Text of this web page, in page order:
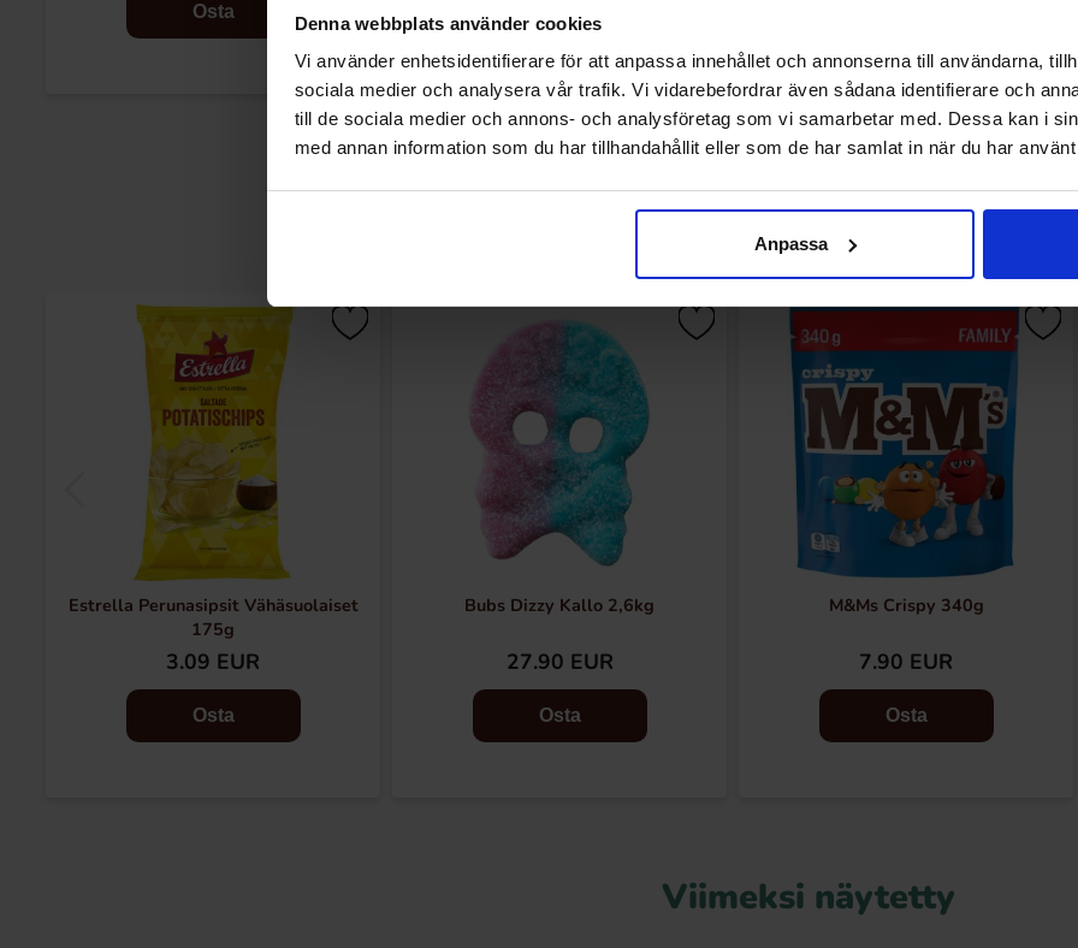
Denna webbplats använder cookies
Vi använder enhetsidentifierare för att anpassa innehållet och annonserna till användarna,
sociala medier och analysera vår trafik. Vi vidarebefordrar även sådana identifierare och
till de sociala medier och annons- och analysföretag som vi samarbetar med. Dessa kan i
med annan information som du har tillhandahållit eller som de har samlat in när du har
Anpassa
Osta
Muutkin ostivat
Estrella Perunasipsit Vähäsuolaiset
175g
3.09 EUR
Osta
Bubs Dizzy Kallo 2,6kg
27.90 EUR
Osta
M&Ms Crispy 340g
7.90 EUR
Osta
Viimeksi näytetty